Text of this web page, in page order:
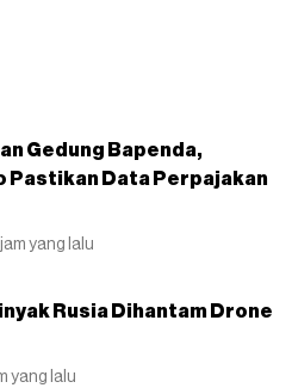
Gedung Bapenda,
Pastikan Data Perpajakan
jam yang lalu
Rusia Dihantam Drone
yang lalu